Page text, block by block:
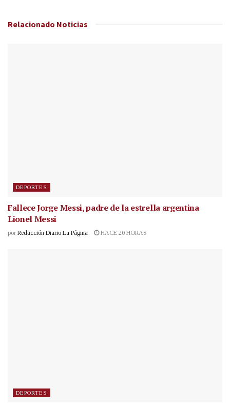
Relacionado Noticias
DEPORTES
Fallece Jorge Messi, padre de la estrella argentina
Lionel Messi
por Redacción Diario La Página HACE 20 HORAS
DEPORTES